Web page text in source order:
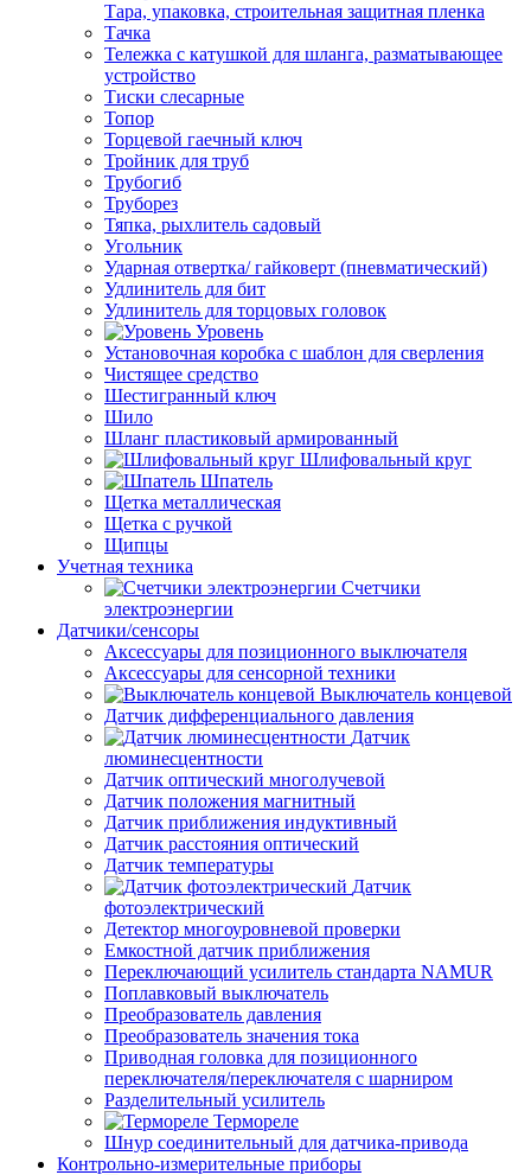
Тара, упаковка, строительная защитная пленка
Тачка
Тележка с катушкой для шланга, разматывающее
устройство
Тиски слесарные
Топор
Торцевой гаечный ключ
Тройник для труб
Трубогиб
Труборез
Тяпка, рыхлитель садовый
Угольник
Ударная отвертка/ гайковерт (пневматический)
Удлинитель для бит
Удлинитель для торцовых головок
Уровень
Установочная коробка с шаблон для сверления
Чистящее средство
Шестигранный ключ
Шило
Шланг пластиковый армированный
Шлифовальный круг
Шпатель
Щетка металлическая
Щетка с ручкой
Щипцы
Учетная техника
Счетчики
электроэнергии
Датчики/сенсоры
Аксессуары для позиционного выключателя
Аксессуары для сенсорной техники
Выключатель концевой
Датчик дифференциального давления
Датчик
люминесцентности
Датчик оптический многолучевой
Датчик положения магнитный
Датчик приближения индуктивный
Датчик расстояния оптический
Датчик температуры
Датчик
фотоэлектрический
Детектор многоуровневой проверки
Емкостной датчик приближения
Переключающий усилитель стандарта NAMUR
Поплавковый выключатель
Преобразователь давления
Преобразователь значения тока
Приводная головка для позиционного
переключателя/переключателя с шарниром
Разделительный усилитель
Термореле
Шнур соединительный для датчика-привода
Контрольно-измерительные приборы